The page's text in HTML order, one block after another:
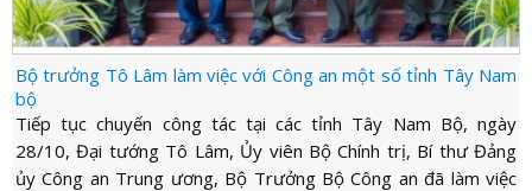
Bộ trưởng Tô Lâm làm việc với Công an một số tỉnh Tây Nam
bộ
Tiếp tục chuyến công tác tại các tỉnh Tây Nam Bộ, ngày
28/10, Đại tướng Tô Lâm, Ủy viên Bộ Chính trị, Bí thư Đảng
ủy Công an Trung ương, Bộ Trưởng Bộ Công an đã làm việc